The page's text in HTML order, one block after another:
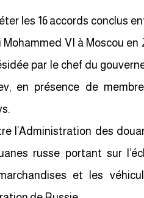
les 16 accords conclus
VI à Moscou en
par le chef du
en présence de
l’Administration des
russe portant sur
et les